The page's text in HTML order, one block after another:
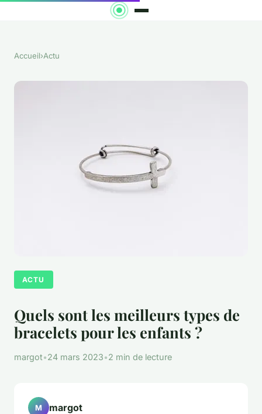
Accueil›Actu
ACTU
Quels sont les meilleurs types de
bracelets pour les enfants ?
margot•24 mars 2023•2 min de lecture
M margot